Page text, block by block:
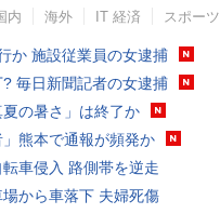
内 海外 IT 経済 スポーツ
か 施設従業員の女逮捕
? 毎日新聞記者の女逮捕
夏の暑さ」は終了か
」熊本で通報が頻発か
車侵入 路側帯を逆走
場から車落下 夫婦死傷